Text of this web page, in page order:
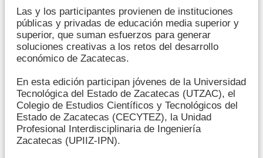
Las y los participantes provienen de instituciones
públicas y privadas de educación media superior y
superior, que suman esfuerzos para generar
soluciones creativas a los retos del desarrollo
económico de Zacatecas.
En esta edición participan jóvenes de la Universidad
Tecnológica del Estado de Zacatecas (UTZAC), el
Colegio de Estudios Científicos y Tecnológicos del
Estado de Zacatecas (CECYTEZ), la Unidad
Profesional Interdisciplinaria de Ingeniería
Zacatecas (UPIIZ-IPN).